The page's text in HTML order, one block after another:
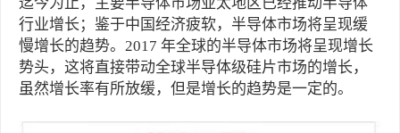
行业增长；鉴于中国经济疲软，半导体市场将呈现缓
慢增长的趋势。2017 年全球的半导体市场将呈现增长
势头，这将直接带动全球半导体级硅片市场的增长，
虽然增长率有所放缓，但是增长的趋势是一定的。